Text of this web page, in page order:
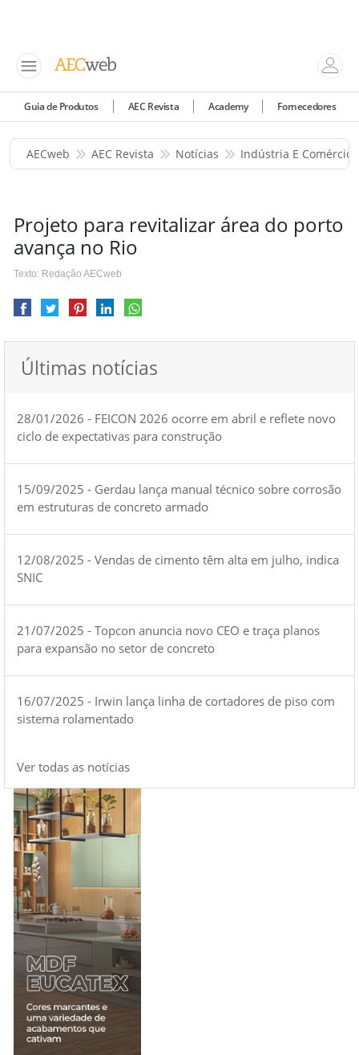
Guia de Produtos AEC Revista Academy Fornecedores
AECweb AEC Revista Notícias Indústria E Comércio
Projeto para revitalizar área do porto
avança no Rio
Texto: Redação AECweb
Últimas notícias
28/01/2026 - FEICON 2026 ocorre em abril e reflete novo
ciclo de expectativas para construção
15/09/2025 - Gerdau lança manual técnico sobre corrosão
em estruturas de concreto armado
12/08/2025 - Vendas de cimento têm alta em julho, indica
SNIC
21/07/2025 - Topcon anuncia novo CEO e traça planos
para expansão no setor de concreto
16/07/2025 - Irwin lança linha de cortadores de piso com
sistema rolamentado
Ver todas as notícias